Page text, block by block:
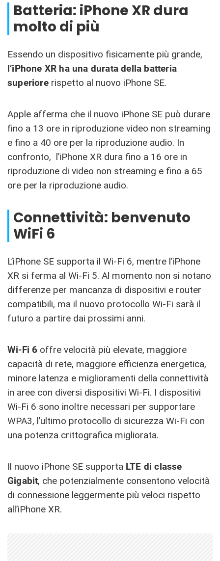
Batteria: iPhone XR dura
molto di più
Essendo un dispositivo fisicamente più grande,
l’iPhone XR ha una durata della batteria
superiorerispetto al nuovo iPhone SE.
Apple afferma che il nuovo iPhone SE può durare
fino a 13 ore in riproduzione video non streaming
e fino a 40 ore per la riproduzione audio. In
confronto, l’iPhone XR dura fino a 16 ore in
riproduzione di video non streaming e fino a 65
ore per la riproduzione audio.
Connettività: benvenuto
WiFi 6
L’iPhone SE supporta il Wi-Fi 6, mentre l’iPhone
XR si ferma al Wi-Fi 5. Al momento non si notano
differenze per mancanza di dispositivi e router
compatibili, ma il nuovo protocollo Wi-Fi sarà il
futuro a partire dai prossimi anni.
Wi-Fi 6 offre velocità più elevate, maggiore
capacità di rete, maggiore efficienza energetica,
minore latenza e miglioramenti della connettività
in aree con diversi dispositivi Wi-Fi. I dispositivi
Wi-Fi 6 sono inoltre necessari per supportare
WPA3, l’ultimo protocollo di sicurezza Wi-Fi con
una potenza crittografica migliorata.
Il nuovo iPhone SE supporta LTE di classe
Gigabit, che potenzialmente consentono velocità
di connessione leggermente più veloci rispetto
all’iPhone XR.